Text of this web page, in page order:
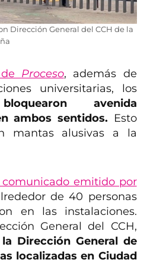
Dirección General del CCH de la
Proceso, además de
universitarias, los
bloquearon avenida
ambos sentidos. Esto
mantas alusivas a la
emitido por
de 40 personas
en las instalaciones.
General del CCH,
Dirección General de
localizadas en Ciudad